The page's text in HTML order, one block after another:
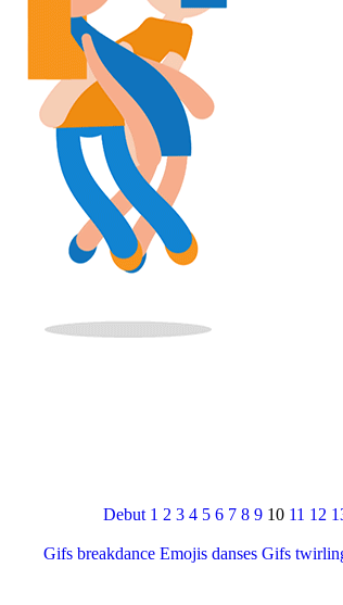
Debut 1 2 3 4 5 6 7 8 9 10 11 12
Gifs breakdance Emojis danses Gifs